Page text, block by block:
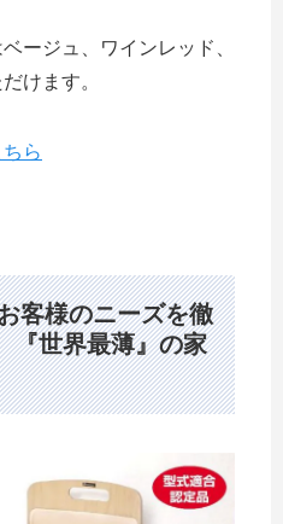
ージュ、ワインレッド、
けます。
ちら
客様のニーズを徹
『世界最薄』の家